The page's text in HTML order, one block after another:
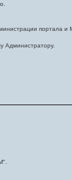
портала
Администратору.